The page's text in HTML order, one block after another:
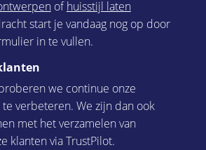
ofhuisstijl laten
start je vandaag nog op door
in te vullen.
we continue onze
verbeteren. We zijn dan ook
met het verzamelen van
klanten via TrustPilot.